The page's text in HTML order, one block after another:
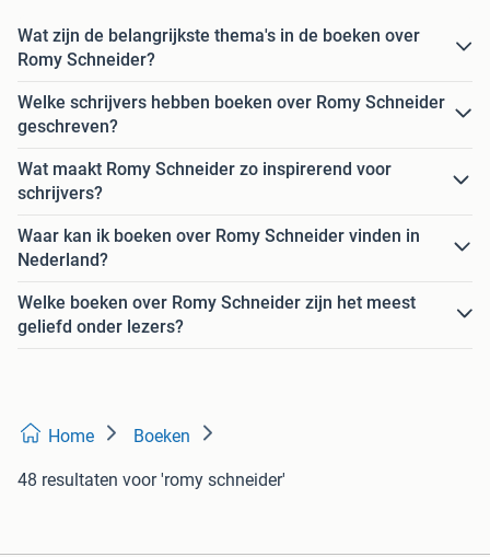
Wat zijn de belangrijkste thema's in de boeken over
Romy Schneider?
Welke schrijvers hebben boeken over Romy Schneider
geschreven?
Wat maakt Romy Schneider zo inspirerend voor
schrijvers?
Waar kan ik boeken over Romy Schneider vinden in
Nederland?
Welke boeken over Romy Schneider zijn het meest
geliefd onder lezers?
Home Boeken
48 resultaten voor 'romy schneider'